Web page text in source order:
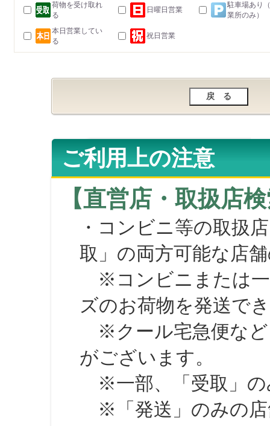
荷物を受け取れ
る
日曜日営業
駐車場あり
業所のみ）
本日営業してい
る
祝日営業
ご利用上の注意
【直営店・取扱店
・コンビニ等の取扱
取」の両方可能な店
※コンビニまたは一
ズのお荷物を発送で
※クール宅急便など
がございます。
※一部、「受取」の
※「発送」のみの店